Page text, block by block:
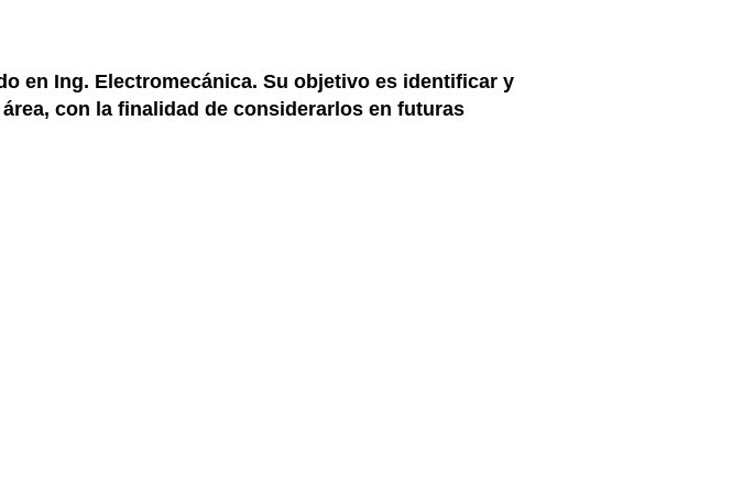
en Ing. Electromecánica. Su objetivo es identificar y
con la finalidad de considerarlos en futuras